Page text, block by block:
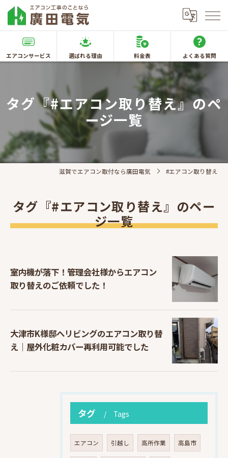
エアコンサービス 選ばれる理由 料金表 よくある質問
タグ『#エアコン取り替え』のペ
ージ一覧
滋賀でエアコン取付なら廣田電気 #エアコン取り替え
タグ『#エアコン取り替え』のペー
ジ一覧
室内機が落下！管理会社様からエアコン
取り替えのご依頼でした！
大津市K様邸へリビングのエアコン取り替
え｜屋外化粧カバー再利用可能でした
タグ Tags
エアコン 引越し 高所作業 高島市